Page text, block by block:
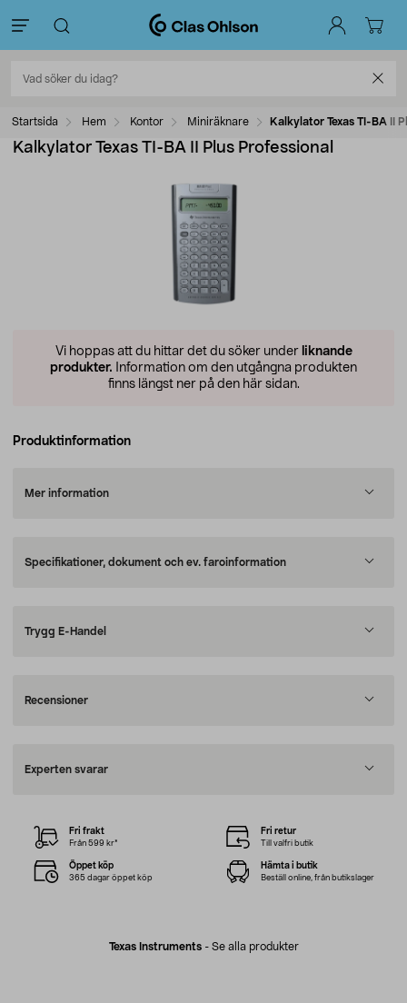
Startsida Hem Kontor Miniräknare Kalkylator Texas TI-BA II
Kalkylator Texas TI-BA II Plus Professional
Vi hoppas att du hittar det du söker under liknande
produkter. Information om den utgångna produkten
finns längst ner på den här sidan.
Produktinformation
Mer information
Specifikationer, dokument och ev. faroinformation
Trygg E-Handel
Recensioner
Experten svarar
Texas Instruments- Se alla produkter
Fri frakt
Från 599 kr*
Fri retur
Till valfri butik
Öppet köp
365 dagar öppet köp
Hämta i butik
Beställ online, från butikslager